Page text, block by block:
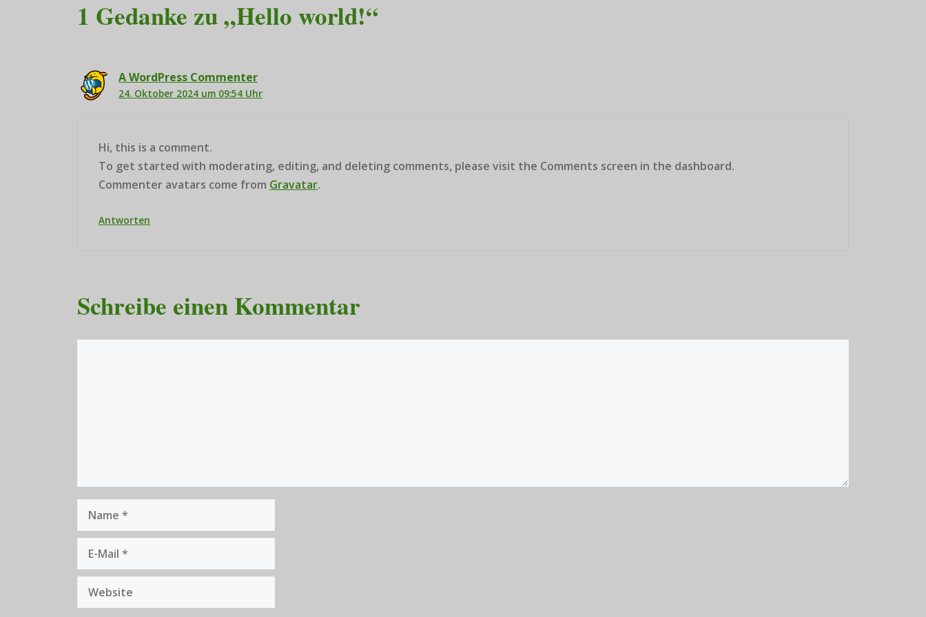
1 Gedanke zu „Hello world!“
A WordPress Commenter
24. Oktober 2024 um 09:54 Uhr
Hi, this is a comment.
To get started with moderating, editing, and deleting comments, please visit the Comments screen in the dashboard.
Commenter avatars come from Gravatar.
Antworten
Schreibe einen Kommentar
Name
Website